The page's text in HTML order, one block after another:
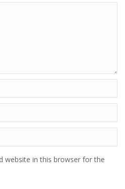
website in this browser for the